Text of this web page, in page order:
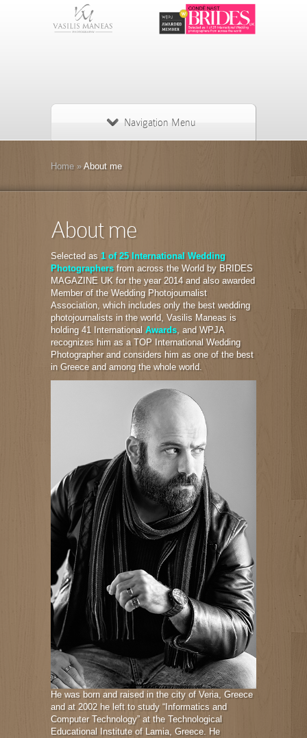
Navigation Menu
Home »About me
About me
Selected as 1 of 25 International Wedding
Photographersfrom across the World by BRIDES
MAGAZINE UK for the year 2014 and also awarded
Member of the Wedding Photojournalist
Association, which includes only the best wedding
photojournalists in the world, Vasilis Maneas is
holding 41 International Awards, and WPJA
recognizes him as a TOP International Wedding
Photographer and considers him as one of the best
in Greece and among the whole world.
He was born and raised in the city of Veria, Greece
and at 2002 he left to study “Informatics and
Computer Technology” at the Technological
Educational Institute of Lamia, Greece. He